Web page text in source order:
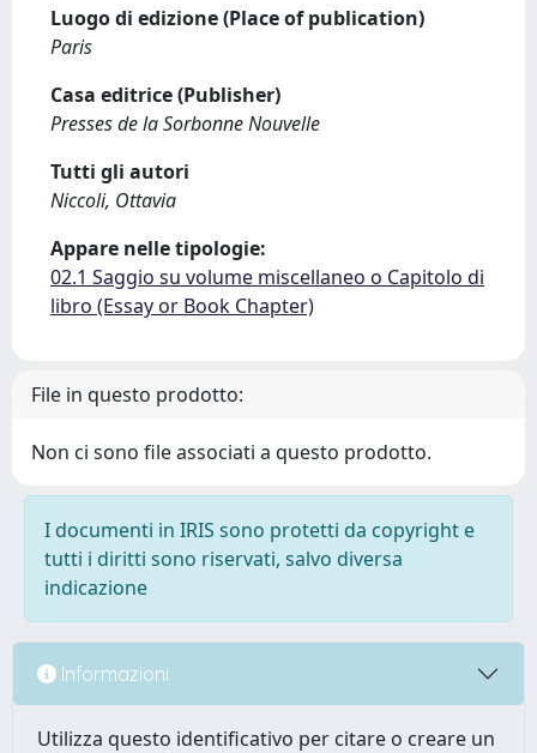
Luogo di edizione (Place of publication)
Paris
Casa editrice (Publisher)
Presses de la Sorbonne Nouvelle
Tutti gli autori
Niccoli, Ottavia
Appare nelle tipologie:
02.1 Saggio su volume miscellaneo o Capitolo di
libro (Essay or Book Chapter)
File in questo prodotto:
Non ci sono file associati a questo prodotto.
I documenti in IRIS sono protetti da copyright e
tutti i diritti sono riservati, salvo diversa
indicazione
Informazioni
Utilizza questo identificativo per citare o creare un